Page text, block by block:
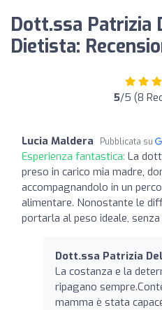
Dott.ssa Patrizia
Dietista:
5/5 (8
Lucia Maldera Pubblicata su
Esperienza fantastica: La
preso in carico mia madre,
accompagnandolo in un
alimentare. Nonostante le
portarla al peso ideale,
Dott.ssa Patrizia
La costanza e la
ripagano
mamma è stata